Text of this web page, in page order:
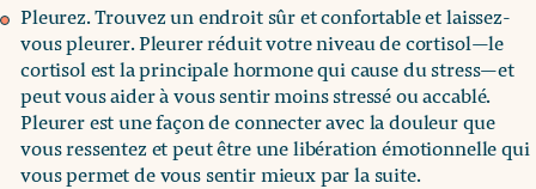
Pleurez. Trouvez un endroit sûr et confortable et laissez-
vous pleurer. Pleurer réduit votre niveau de cortisol—le
cortisol est la principale hormone qui cause du stress—et
peut vous aider à vous sentir moins stressé ou accablé.
Pleurer est une façon de connecter avec la douleur que
vous ressentez et peut être une libération émotionnelle qui
vous permet de vous sentir mieux par la suite.